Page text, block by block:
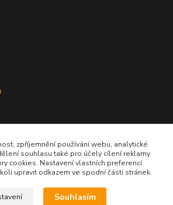
zpříjemnění používání webu, analytické
souhlasu také pro účely cílení reklamy
cookies. Nastavení vlastních preferencí
upravit odkazem ve spodní části stránek.
Souhlasím